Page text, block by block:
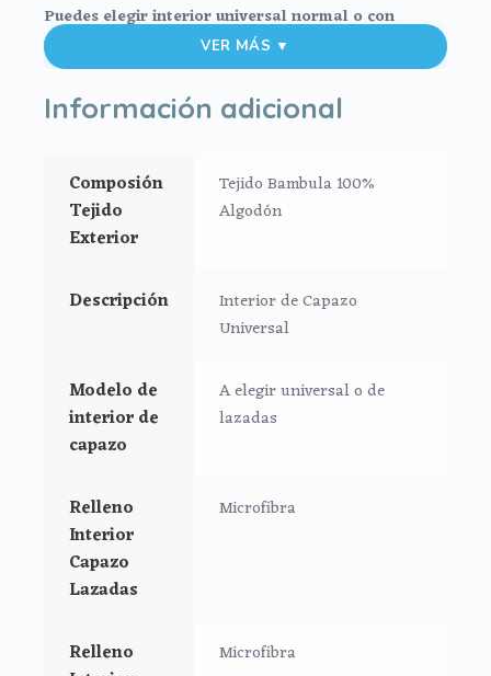
Puedes elegir interior universal normal o con
relleno.
Puedes elegir el interior universal de lazadas con
volante o sin volante.
*Aptos para todo tipo de capazos que no lleven la
capota unida al capazo mediante cremallera.
Interior universal:
*En tejido bambula plumeti.
*Ajustado al capazo por goma.
Medidas:
Largo: 76 cm
Alto: 23 cm
Interior universal Lazadas:
*En tejido bambula plumeti.
*Lazos laterales para atar a los lados.
VER MÁS ▼
Información adicional
Composión
Tejido
Exterior
Tejido Bambula 100%
Algodón
Descripción
Interior de Capazo
Universal
Modelo de
interior de
capazo
A elegir universal o de
lazadas
Relleno
Interior
Capazo
Lazadas
Microfibra
Relleno
Microfibra